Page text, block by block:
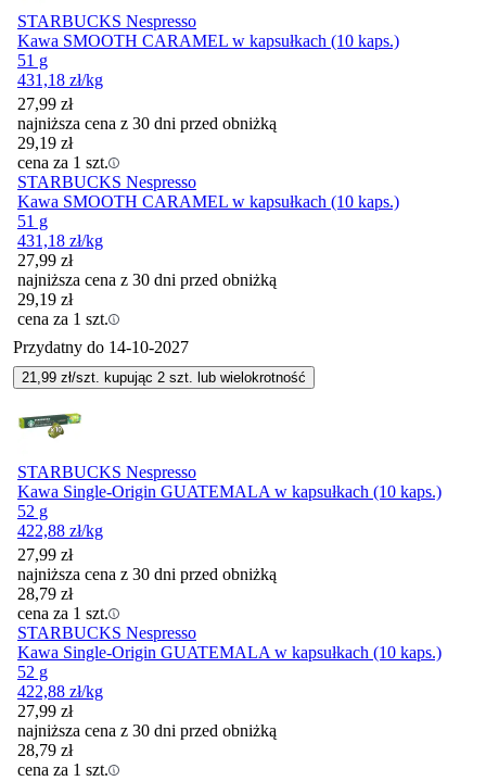
STARBUCKS Nespresso
Kawa SMOOTH CARAMEL w kapsułkach (10 kaps.)
51 g
431,18 zł/kg
27,99 zł
najniższa cena z 30 dni przed obniżką
29,19 zł
cena za 1 szt.
STARBUCKS Nespresso
Kawa SMOOTH CARAMEL w kapsułkach (10 kaps.)
51 g
431,18 zł/kg
27,99 zł
najniższa cena z 30 dni przed obniżką
29,19 zł
cena za 1 szt.
Przydatny do 14-10-2027
21,99 zł/szt. kupując 2 szt. lub wielokrotność
STARBUCKS Nespresso
Kawa Single-Origin GUATEMALA w kapsułkach (10 kaps.)
52 g
422,88 zł/kg
27,99 zł
najniższa cena z 30 dni przed obniżką
28,79 zł
cena za 1 szt.
STARBUCKS Nespresso
Kawa Single-Origin GUATEMALA w kapsułkach (10 kaps.)
52 g
422,88 zł/kg
27,99 zł
najniższa cena z 30 dni przed obniżką
28,79 zł
cena za 1 szt.